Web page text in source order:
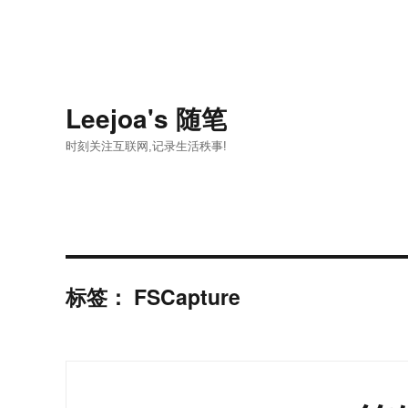
Leejoa's 随笔
时刻关注互联网,记录生活秩事!
标签： FSCapture